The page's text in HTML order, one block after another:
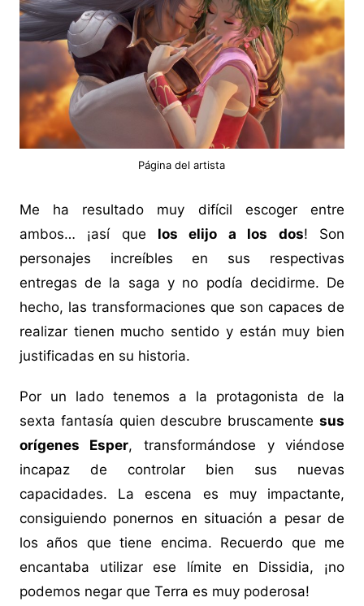
Página delartista
Me ha resultado muy difícil escoger entre
ambos… ¡así que los elijo a los dos! Son
personajes increíbles en sus respectivas
entregas de la saga y no podía decidirme. De
hecho, las transformaciones que son capaces de
realizar tienen mucho sentido y están muy bien
justificadas en su historia.
Por un lado tenemos a la protagonista de la
sexta fantasía quien descubre bruscamentesus
orígenes Esper, transformándose y viéndose
incapaz de controlar bien sus nuevas
capacidades. La escena es muy impactante,
consiguiendo ponernos en situación a pesar de
los años que tiene encima. Recuerdo que me
encantaba utilizar ese límite en Dissidia, ¡no
podemos negar que Terra es muy poderosa!